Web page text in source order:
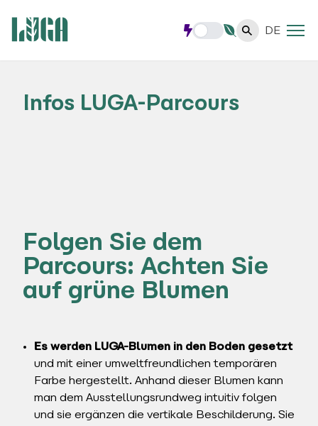
DE
Infos LUGA-Parcours
Folgen Sie dem
Parcours: Achten Sie
auf grüne Blumen
Es werden LUGA-Blumen in den Boden gesetzt
und mit einer umweltfreundlichen temporären
Farbe hergestellt. Anhand dieser Blumen kann
man dem Ausstellungsrundweg intuitiv folgen
und sie ergänzen die vertikale Beschilderung. Sie